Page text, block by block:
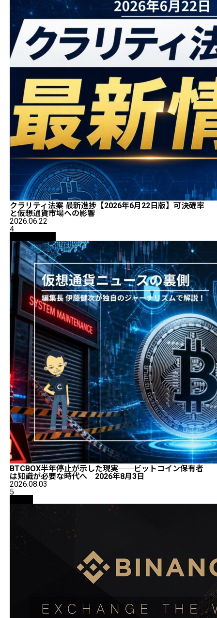
クラリティ法案 最新進捗【2026年6月22日版】可決確率
と仮想通貨市場への影響
2026.06.22
4
BTCBOX半年停止が示した現実──ビットコイン保有者
は知識が必要な時代へ 2026年8月3日
2026.08.03
5